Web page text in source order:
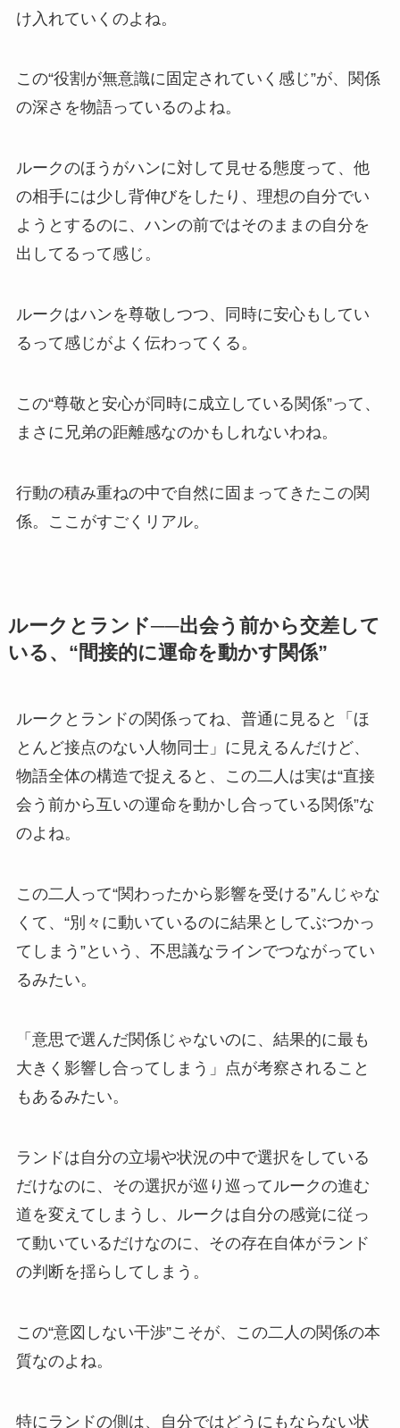
け入れていくのよね。
この“役割が無意識に固定されていく感じ”が、関係
の深さを物語っているのよね。
ルークのほうがハンに対して見せる態度って、他
の相手には少し背伸びをしたり、理想の自分でい
ようとするのに、ハンの前ではそのままの自分を
出してるって感じ。
ルークはハンを尊敬しつつ、同時に安心もしてい
るって感じがよく伝わってくる。
この“尊敬と安心が同時に成立している関係”って、
まさに兄弟の距離感なのかもしれないわね。
行動の積み重ねの中で自然に固まってきたこの関
係。ここがすごくリアル。
ルークとランド──出会う前から交差して
いる、“間接的に運命を動かす関係”
ルークとランドの関係ってね、普通に見ると「ほ
とんど接点のない人物同士」に見えるんだけど、
物語全体の構造で捉えると、この二人は実は“直接
会う前から互いの運命を動かし合っている関係”な
のよね。
この二人って“関わったから影響を受ける”んじゃな
くて、“別々に動いているのに結果としてぶつかっ
てしまう”という、不思議なラインでつながってい
るみたい。
「意思で選んだ関係じゃないのに、結果的に最も
大きく影響し合ってしまう」点が考察されること
もあるみたい。
ランドは自分の立場や状況の中で選択をしている
だけなのに、その選択が巡り巡ってルークの進む
道を変えてしまうし、ルークは自分の感覚に従っ
て動いているだけなのに、その存在自体がランド
の判断を揺らしてしまう。
この“意図しない干渉”こそが、この二人の関係の本
質なのよね。
特にランドの側は、自分ではどうにもならない状